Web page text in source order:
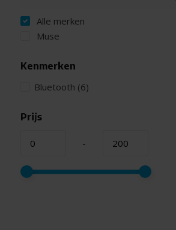
Alle merken
Muse
Kenmerken
Bluetooth (6)
Prijs
-